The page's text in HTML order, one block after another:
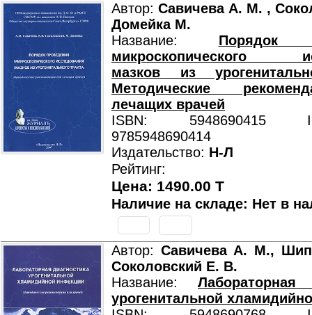
Автор: Савичева А. М. ,
Домейка М.
Название: Порядок
микроскопического
мазков из
Методические
лечащих врачей
ISBN: 5948690415
9785948690414
Издательство: Н-Л
Рейтинг:
Цена: 1490.00 T
Наличие на складе: Нет в
Автор: Савичева А. М.,
Соколовский Е. В.
Название: Лабораторная
урогенитальной